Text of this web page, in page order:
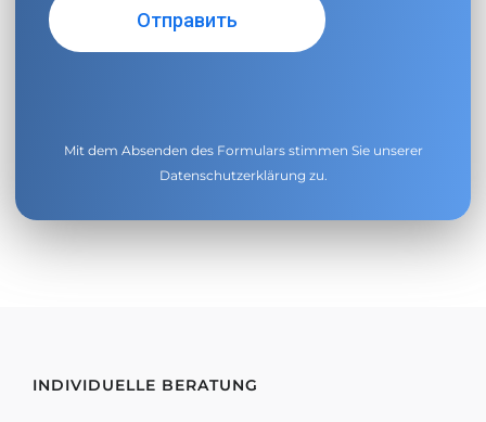
Mit dem Absenden des Formulars stimmen Sie unserer
Datenschutzerklärung zu.
INDIVIDUELLE BERATUNG